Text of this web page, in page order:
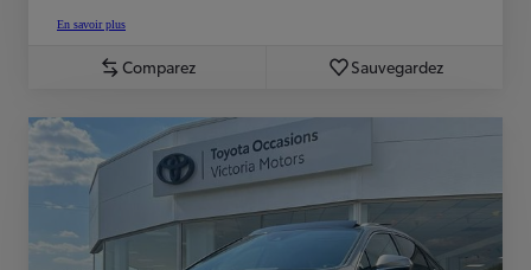
En savoir plus
Comparez Sauvegardez